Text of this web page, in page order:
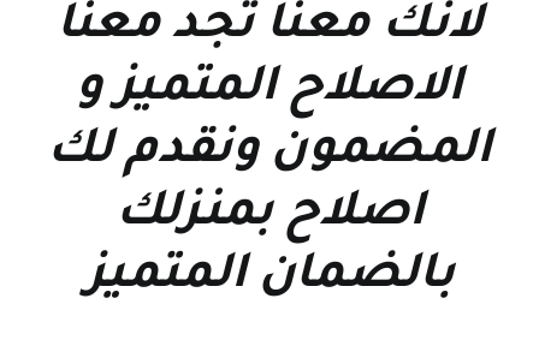
لانك معنا تجد معنا
الاصلاح المتميز و
المضمون ونقدم لك
اصلاح بمنزلك
بالضمان المتميز